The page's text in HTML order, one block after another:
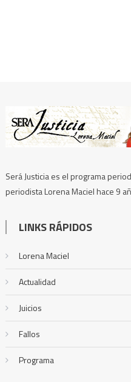
Será Justicia es el programa
periodista Lorena Maciel hace 9
LINKS RÁPIDOS
Lorena Maciel
Actualidad
Juicios
Fallos
Programa